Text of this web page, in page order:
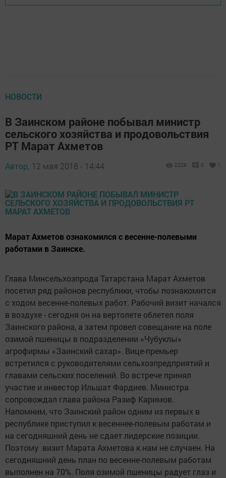
НОВОСТИ
В Заинском районе побывал министр
сельского хозяйства и продовольствия
РТ Марат Ахметов
Автор, 12 мая 2018 - 14:44 2229 0 1
Марат Ахметов ознакомился с весенне-полевыми
работами в Заинске.
Глава Минсельхозпрода Татарстана Марат Ахметов
посетил ряд районов республики, чтобы познакомится
с ходом весенне-полевых работ. Рабочий визит начался
в воздухе - сегодня он на вертолете облетел поля
Заинского района, а затем провел совещание на поле
озимой пшеницы в подразделении «Чубуклы»
агрофирмы «Заинский сахар». Вице-премьер
встретился с руководителями сельхозпредприятий и
главами сельских поселений. Во встрече принял
участие и инвестор Ильшат Фардиев. Министра
сопровождал глава района Разиф Каримов.
Напомним, что Заинский район одним из первых в
республике приступил к весеннее-полевым работам и
на сегодняшний день не сдает лидерские позиции.
Поэтому визит Марата Ахметова к нам не случаен. На
сегодняшний день план по весенне-полевым работам
выполнен на 70%. Поля озимой пшеницы радует глаз и